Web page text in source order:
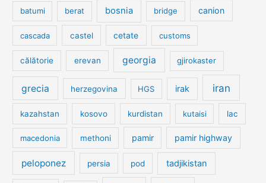
batumi berat bosnia bridge canion
cascada castel cetate customs
călătorie erevan georgia gjirokaster
grecia herzegovina HGS irak iran
kazahstan kosovo kurdistan kutaisi lac
macedonia methoni pamir pamir highway
peloponez persia pod tadjikistan